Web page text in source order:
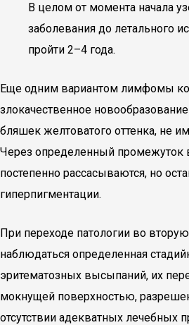
В целом от момента начала
заболевания до летального
пройти 2–4 года.
Еще одним вариантом лимфомы
злокачественное
бляшек желтоватого оттенка, не
Через определенный промежуток
постепенно рассасываются, но
гиперпигментации.
При переходе патологии во
наблюдаться определенная
эритематозных высыпаний, их
мокнущей поверхностью,
отсутствии адекватных лечебных